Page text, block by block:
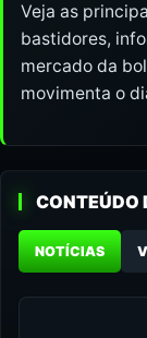
Veja as
bastidores,
mercado da
movimenta o
CONTEÚDO
NOTÍCIAS